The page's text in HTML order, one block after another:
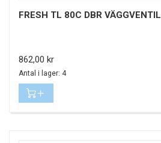
FRESH TL 80C DBR VÄGGVENTIL
Pris
862,00 kr
Antal i lager: 4